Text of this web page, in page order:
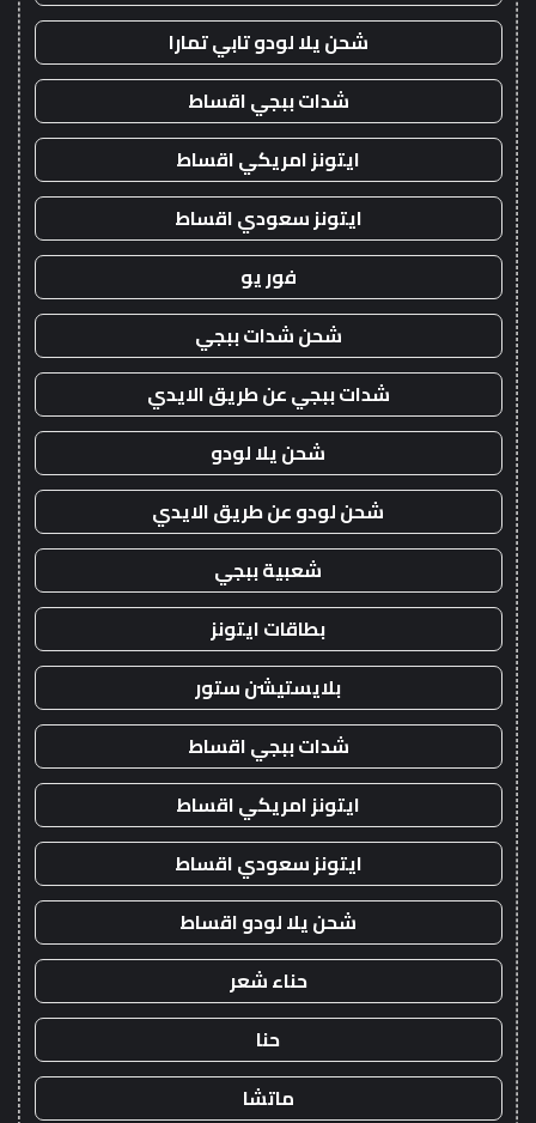
شحن يلا لودو تابي تمارا
شدات ببجي اقساط
ايتونز امريكي اقساط
ايتونز سعودي اقساط
فور يو
شحن شدات ببجي
شدات ببجي عن طريق الايدي
شحن يلا لودو
شحن لودو عن طريق الايدي
شعبية ببجي
بطاقات ايتونز
بلايستيشن ستور
شدات ببجي اقساط
ايتونز امريكي اقساط
ايتونز سعودي اقساط
شحن يلا لودو اقساط
حناء شعر
حنا
ماتشا